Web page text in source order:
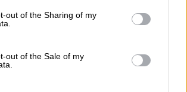
visit or usage behaviour. You may click to
to Google and its third-party tags to
below specified purposes in below Google
out of the Sharing of my
out of the Sale of my